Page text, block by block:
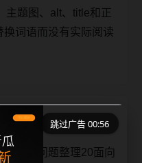
主题图、alt、title和正
词语而没有实际阅读
相关问题整理20面向
跳过广告 00:56